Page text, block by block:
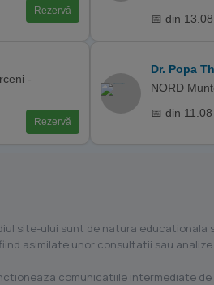
Rezervă
📅 din 13.08
-
Rezervă
Dr. Popa
NORD
📅 din 11.08
site-ului sunt de natura educationala
asimilate unor consultatii sau
comunicatiile intermediate